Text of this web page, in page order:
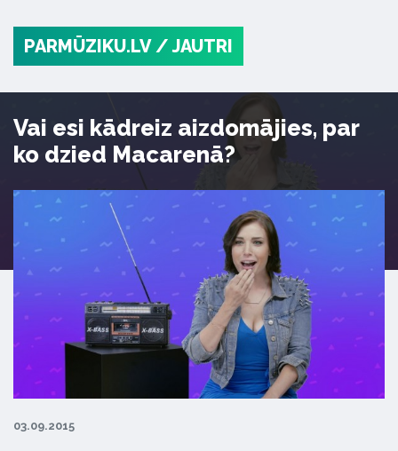
PARMŪZIKU.LV / JAUTRI
Vai esi kādreiz aizdomājies, par
ko dzied Macarenā?
03.09.2015